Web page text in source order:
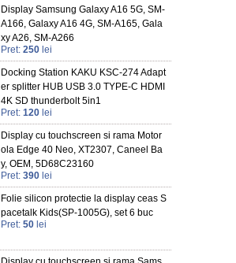
Display Samsung Galaxy A16 5G, SM-
A166, Galaxy A16 4G, SM-A165, Gala
xy A26, SM-A266
Pret: 250 lei
Docking Station KAKU KSC-274 Adapt
er splitter HUB USB 3.0 TYPE-C HDMI
4K SD thunderbolt 5in1
Pret: 120 lei
Display cu touchscreen si rama Motor
ola Edge 40 Neo, XT2307, Caneel Ba
y, OEM, 5D68C23160
Pret: 390 lei
Folie silicon protectie la display ceas S
pacetalk Kids(SP-1005G), set 6 buc
Pret: 50 lei